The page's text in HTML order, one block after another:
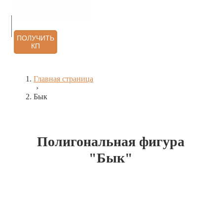
ПОЛУЧИТЬ
КП
Главная страница
›
Бык
Полигональная фигура
"Бык"